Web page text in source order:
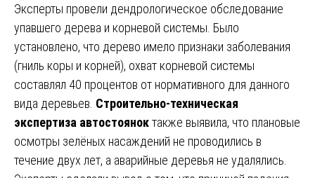
Эксперты провели дендрологическое обследование
упавшего дерева и корневой системы. Было
установлено, что дерево имело признаки заболевания
(гниль коры и корней), охват корневой системы
составлял 40 процентов от нормативного для данного
вида деревьев. Строительно-техническая
экспертиза автостояноктакже выявила, что плановые
осмотры зелёных насаждений не проводились в
течение двух лет, а аварийные деревья не удалялись.